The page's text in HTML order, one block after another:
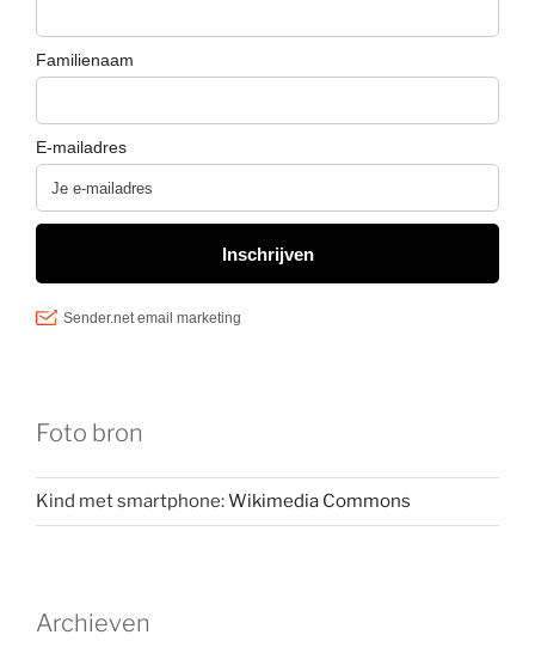
Foto bron
Kind met smartphone:Wikimedia Commons
Archieven